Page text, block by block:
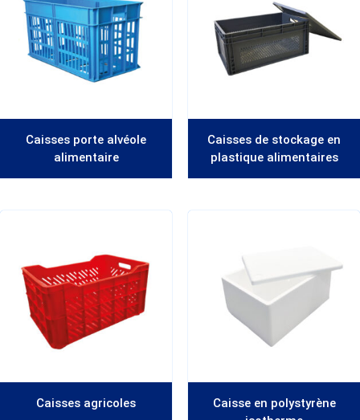
Caisses porte alvéole
alimentaire
Caisses de stockage en
plastique alimentaires
Caisses agricoles
Caisse en polystyrène